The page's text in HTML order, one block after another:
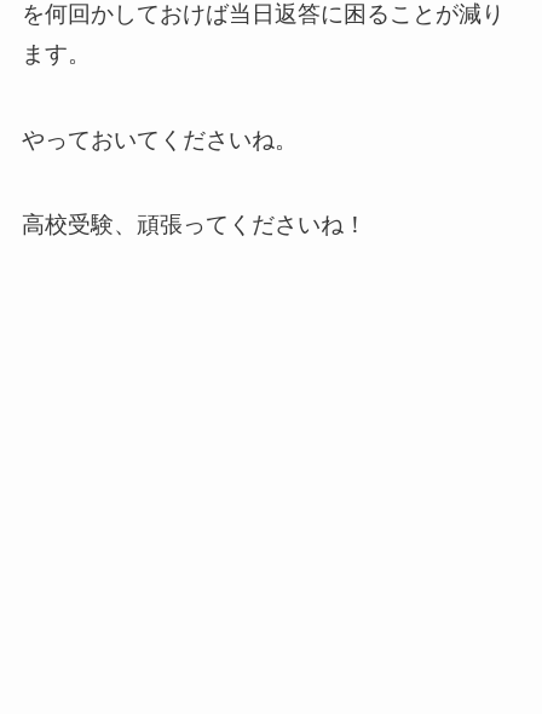
を何回かしておけば当日返答に困ることが減り
ます。
やっておいてくださいね。
高校受験、頑張ってくださいね！